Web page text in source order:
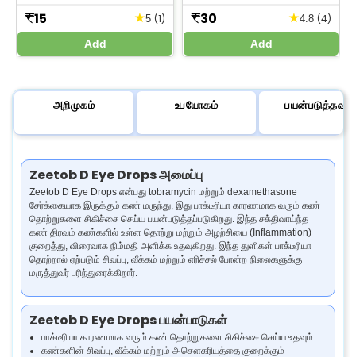
₹15 ★5 (1)
Add
ஜீலாப் மருந்தகத்தில் வாங்குங்கள்.
₹30 ★4.8 (4)
Add
அறிமுகம் உபயோகம் பயன்படுத்தவும்
Zeetob D Eye Drops அமைப்பு
Zeetob D Eye Drops என்பது tobramycin மற்றும் dexamethasone
சேர்க்கையாக இருக்கும் கண் மருந்து, இது பாக்டீரியா காரணமாக வரும் கண்
தொற்றுகளை சிகிச்சை செய்ய பயன்படுத்தப்படுகிறது. இந்த சக்திவாய்ந்த
கண் திரவம் கண்களில் உள்ள தொற்று மற்றும் அழற்சியை (Inflammation)
குறைத்து, விரைவாக நிம்மதி அளிக்க உதவுகிறது. இந்த துளிகள் பாக்டீரியா
தொற்றால் ஏற்படும் சிவப்பு, வீக்கம் மற்றும் எரிச்சல் போன்ற நிலைகளுக்கு
மருத்துவர் பரிந்துரைக்கிறார்.
Zeetob D Eye Drops பயன்பாடுகள்
பாக்டீரியா காரணமாக வரும் கண் தொற்றுகளை சிகிச்சை செய்ய உதவும்
கண்களின் சிவப்பு, வீக்கம் மற்றும் அசௌகரியத்தை குறைக்கும்